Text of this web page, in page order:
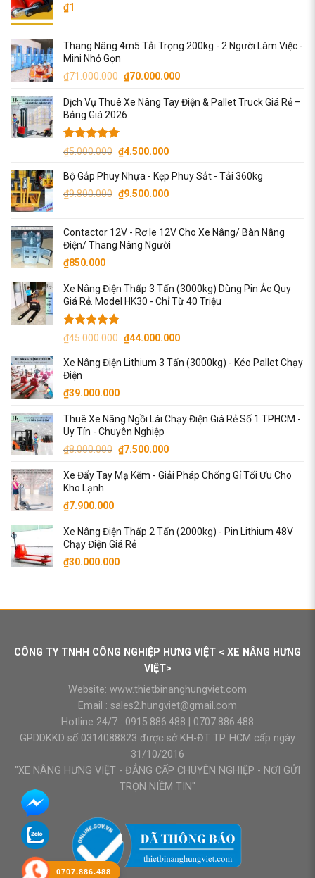
₫1
Thang Nâng 4m5 Tải Trọng 200kg - 2 Người Làm Việc -
Mini Nhỏ Gọn
₫71.000.000 Giá
là:
₫71.000.000.
₫70.000.000Giá
tại
Dịch Vụ Thuê Xe Nâng Tay Điện & Pallet Truck Giá Rẻ –
Bảng Giá 2026
Được xếp
5 sao
₫5.000.000 Giá
là:
₫5.000.000.
₫4.500.000Giá
tại
là:
Bộ Gắp Phuy Nhựa - Kẹp Phuy Sắt - Tải 360kg
₫9.800.000 Giá
₫9.800.000.
₫9.500.000Giá
là:
₫9.500.000.
Contactor 12V - Rơ le 12V Cho Xe Nâng/ Bàn Nâng
Điện/ Thang Nâng Người
₫850.000
Xe Nâng Điện Thấp 3 Tấn (3000kg) Dùng Pin Ắc Quy
Giá Rẻ. Model HK30 - Chỉ Từ 40 Triệu
Được xếp
5 sao
₫45.000.000 Giá
là:
₫44.000.000Giá
tại
Xe Nâng Điện Lithium 3 Tấn (3000kg) - Kéo Pallet Chạy
Điện
₫39.000.000
Thuê Xe Nâng Ngồi Lái Chạy Điện Giá Rẻ Số 1 TPHCM -
Uy Tín - Chuyên Nghiệp
₫8.000.000 Giá
là:
₫7.500.000Giá
tại
Xe Đẩy Tay Mạ Kẽm - Giải Pháp Chống Gỉ Tối Ưu Cho
Kho Lạnh
₫7.900.000
Xe Nâng Điện Thấp 2 Tấn (2000kg) - Pin Lithium 48V
Chạy Điện Giá Rẻ
₫30.000.000
CÔNG TY TNHH CÔNG NGHIỆP HƯNG VIỆT < XE NÂNG HƯNG
VIỆT>
Website: www.thietbinanghungviet.com
Email : sales2.hungviet@gmail.com
Hotline 24/7 : 0915.886.488
0707.886.488
GPDDKKD số 0314088823 được sở KH-ĐT TP. HCM cấp ngày
31/10/2016
"XE NÂNG HƯNG VIỆT - ĐẲNG CẤP CHUYÊN NGHIỆP - NƠI GỬI
TRỌN NIỀM TIN"
0707.886.488